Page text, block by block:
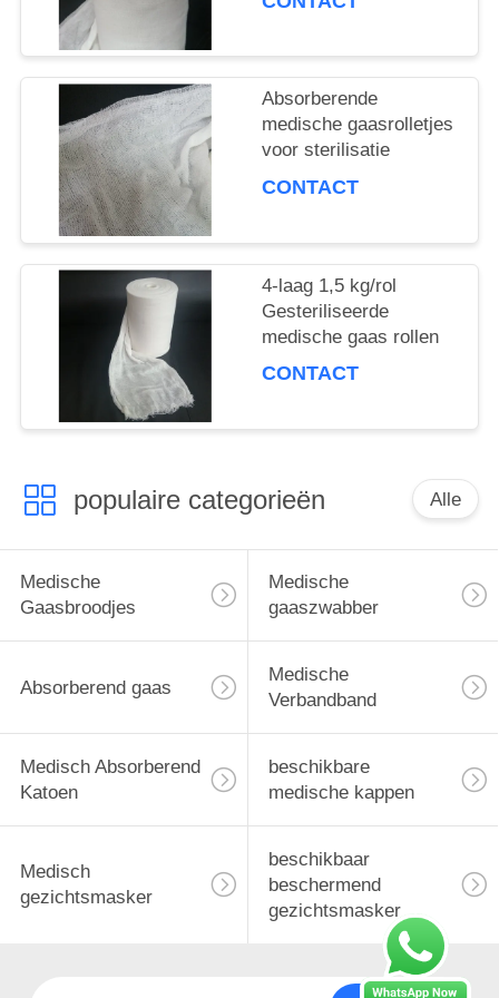
Absorberende
medische gaasrolletjes
voor sterilisatie
CONTACT
4-laag 1,5 kg/rol
Gesteriliseerde
medische gaas rollen
CONTACT
populaire categorieën Alle
Medische
Gaasbroodjes
Medische
gaaszwabber
Absorberend gaas
Medische
Verbandband
Medisch Absorberend
Katoen
beschikbare
medische kappen
Medisch
gezichtsmasker
beschikbaar
beschermend
gezichtsmasker